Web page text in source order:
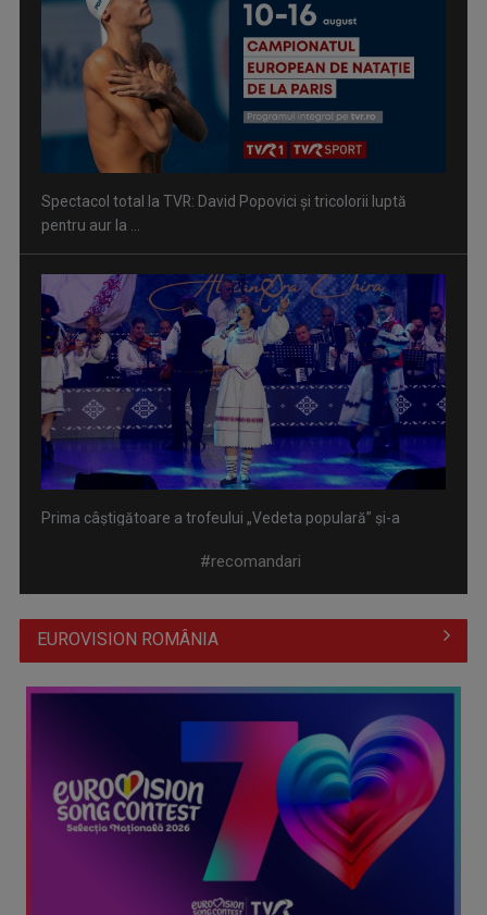
Spectacol total la TVR: David Popovici și tricolorii luptă
pentru aur la ...
Prima câştigătoare a trofeului „Vedeta populară” şi-a
aniversat la TVR ...
Întâlnire cu jazz-ul autohton, la TVR Cultural: „Contemporan
în România”, un ...
#recomandari
EUROVISION ROMÂNIA